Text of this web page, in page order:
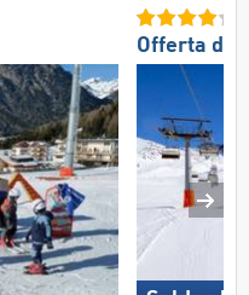
Offerta di